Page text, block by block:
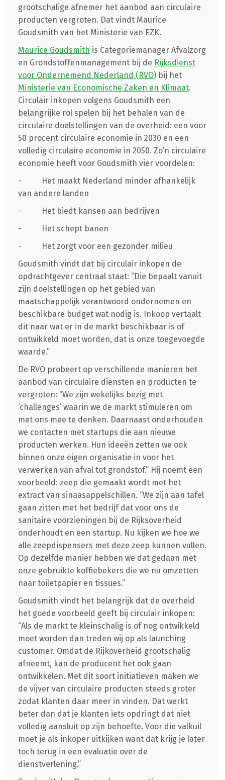
grootschalige afnemer het aanbod aan circulaire
producten vergroten. Dat vindt Maurice
Goudsmith van het Ministerie van EZK.
Maurice Goudsmith is Categoriemanager Afvalzorg
en Grondstoffenmanagement bij de Rijksdienst
voor Ondernemend Nederland (RVO)bij het
Ministerie van Economische Zaken en Klimaat.
Circulair inkopen volgens Goudsmith een
belangrijke rol spelen bij het behalen van de
circulaire doelstellingen van de overheid: een voor
50 procent circulaire economie in 2030 en een
volledig circulaire economie in 2050. Zo’n circulaire
economie heeft voor Goudsmith vier voordelen:
- Het maakt Nederland minder afhankelijk
van andere landen
- Het biedt kansen aan bedrijven
- Het schept banen
- Het zorgt voor een gezonder milieu
Goudsmith vindt dat bij circulair inkopen de
opdrachtgever centraal staat: “Die bepaalt vanuit
zijn doelstellingen op het gebied van
maatschappelijk verantwoord ondernemen en
beschikbare budget wat nodig is. Inkoop vertaalt
dit naar wat er in de markt beschikbaar is of
ontwikkeld moet worden, dat is onze toegevoegde
waarde.”
De RVO probeert op verschillende manieren het
aanbod van circulaire diensten en producten te
vergroten: “We zijn wekelijks bezig met
‘challenges’ waarin we de markt stimuleren om
met ons mee te denken. Daarnaast onderhouden
we contacten met startups die aan nieuwe
producten werken. Hun ideeën zetten we ook
binnen onze eigen organisatie in voor het
verwerken van afval tot grondstof.” Hij noemt een
voorbeeld: zeep die gemaakt wordt met het
extract van sinaasappelschillen. “We zijn aan tafel
gaan zitten met het bedrijf dat voor ons de
sanitaire voorzieningen bij de Rijksoverheid
onderhoudt en een startup. Nu kijken we hoe we
alle zeepdispensers met deze zeep kunnen vullen.
Op dezelfde manier hebben we dat gedaan met
onze gebruikte koffiebekers die we nu omzetten
naar toiletpapier en tissues.”
Goudsmith vindt het belangrijk dat de overheid
het goede voorbeeld geeft bij circulair inkopen:
“Als de markt te kleinschalig is of nog ontwikkeld
moet worden dan treden wij op als launching
customer. Omdat de Rijkoverheid grootschalig
afneemt, kan de producent het ook gaan
ontwikkelen. Met dit soort initiatieven maken we
de vijver van circulaire producten steeds groter
zodat klanten daar meer in vinden. Dat werkt
beter dan dat je klanten iets opdringt dat niet
volledig aansluit op zijn behoefte. Voor die valkuil
moet je als inkoper uitkijken want dat krijg je later
toch terug in een evaluatie over de
dienstverlening.”